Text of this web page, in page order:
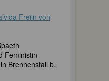
Freiin von
Feministin
Brennenstall b.